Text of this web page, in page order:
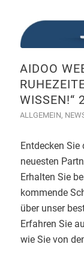
AIDOO
WISSEN!“
ALLGEMEIN,
Entdecken
neuesten
Erhalten Sie
kommende
über unser
Erfahren Sie
wie Sie von